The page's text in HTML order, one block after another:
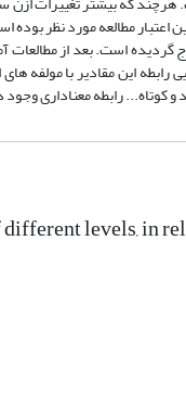
گردیده است. بعد از
این مقادیر با مولفه
و کوتاه... رابطه معناداری وجود
levels, in